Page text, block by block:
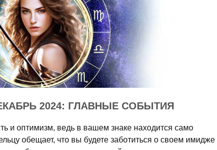
2024: ГЛАВНЫЕ СОБЫТИЯ
и оптимизм, ведь в вашем знаке находится само
обещает, что вы будете заботиться о своем имидже